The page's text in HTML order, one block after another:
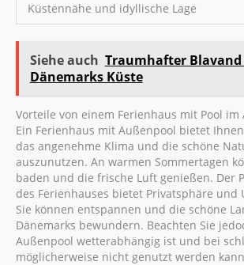
Küstennähe und idyllische Lage
Siehe auch Traumhafter
Dänemarks Küste
Vorteile von einem Ferienhaus mit Pool im
Ein Ferienhaus mit Außenpool bietet
das angenehme Klima und die schöne
auszunutzen. An warmen Sommertagen
baden und die frische Luft genießen. Der
des Ferienhauses bietet Privatsphäre und
Sie können entspannen und die schöne
Dänemarks bewundern. Beachten Sie
Außenpool wetterabhängig ist und bei
möglicherweise nicht genutzt werden